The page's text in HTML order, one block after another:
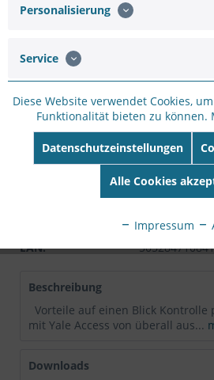
Bewerten
SW110143
Yale
05/101200/SI
EAN:
Beschreibung
Vorteile auf einen Blick Kontrolle
mit Yale Access von überall aus...
Downloads
Personalisierung
Service
Diese Website verwendet Cookies,
Funktionalität bieten zu können.
Datenschutzeinstellungen
Alle Cookies
Impressum